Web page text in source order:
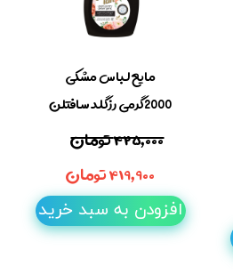
مایع لباس مشکی
2000گرمی رزگلد سافتلن
۴۲۵,۰۰۰ تومان
۴۱۹,۹۰۰ تومان
افزودن به سبد خرید